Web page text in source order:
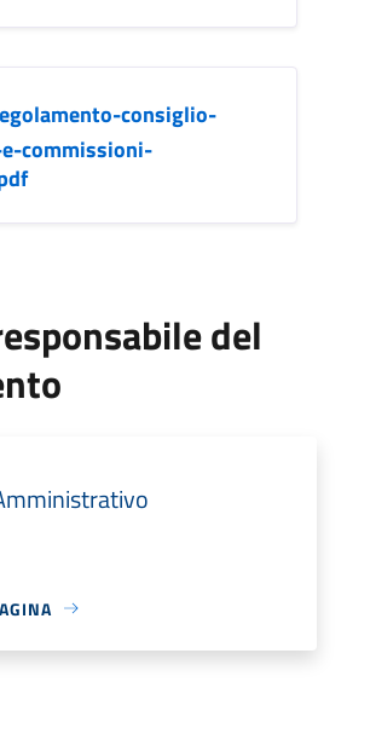
consiglio-
commissioni-
del